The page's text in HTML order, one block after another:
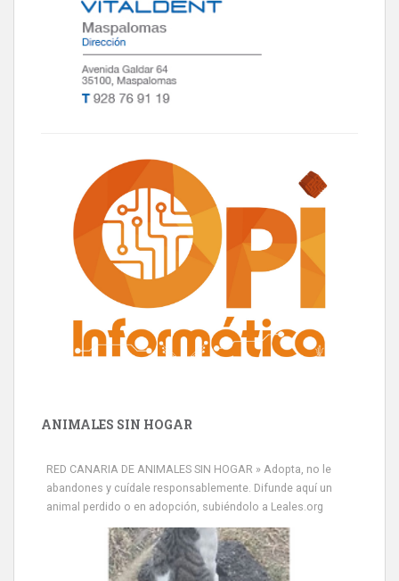
ANIMALES SIN HOGAR
RED CANARIA DE ANIMALES SIN HOGAR » Adopta, no le
abandones y cuídale responsablemente. Difunde aquí un
animal perdido o en adopción, subiéndolo a Leales.org